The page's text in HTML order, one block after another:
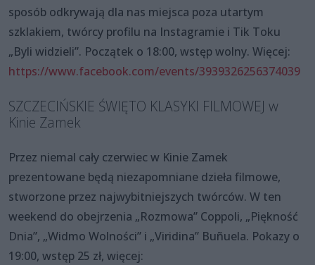
sposób odkrywają dla nas miejsca poza utartym
szklakiem, twórcy profilu na Instagramie i Tik Toku
„Byli widzieli”. Początek o 18:00, wstęp wolny. Więcej:
https://www.facebook.com/events/3939326256374039
SZCZECIŃSKIE ŚWIĘTO KLASYKI FILMOWEJ w
Kinie Zamek
Przez niemal cały czerwiec w Kinie Zamek
prezentowane będą niezapomniane dzieła filmowe,
stworzone przez najwybitniejszych twórców. W ten
weekend do obejrzenia „Rozmowa” Coppoli, „Piękność
Dnia”, „Widmo Wolności” i „Viridina” Buñuela. Pokazy o
19:00, wstęp 25 zł, więcej: